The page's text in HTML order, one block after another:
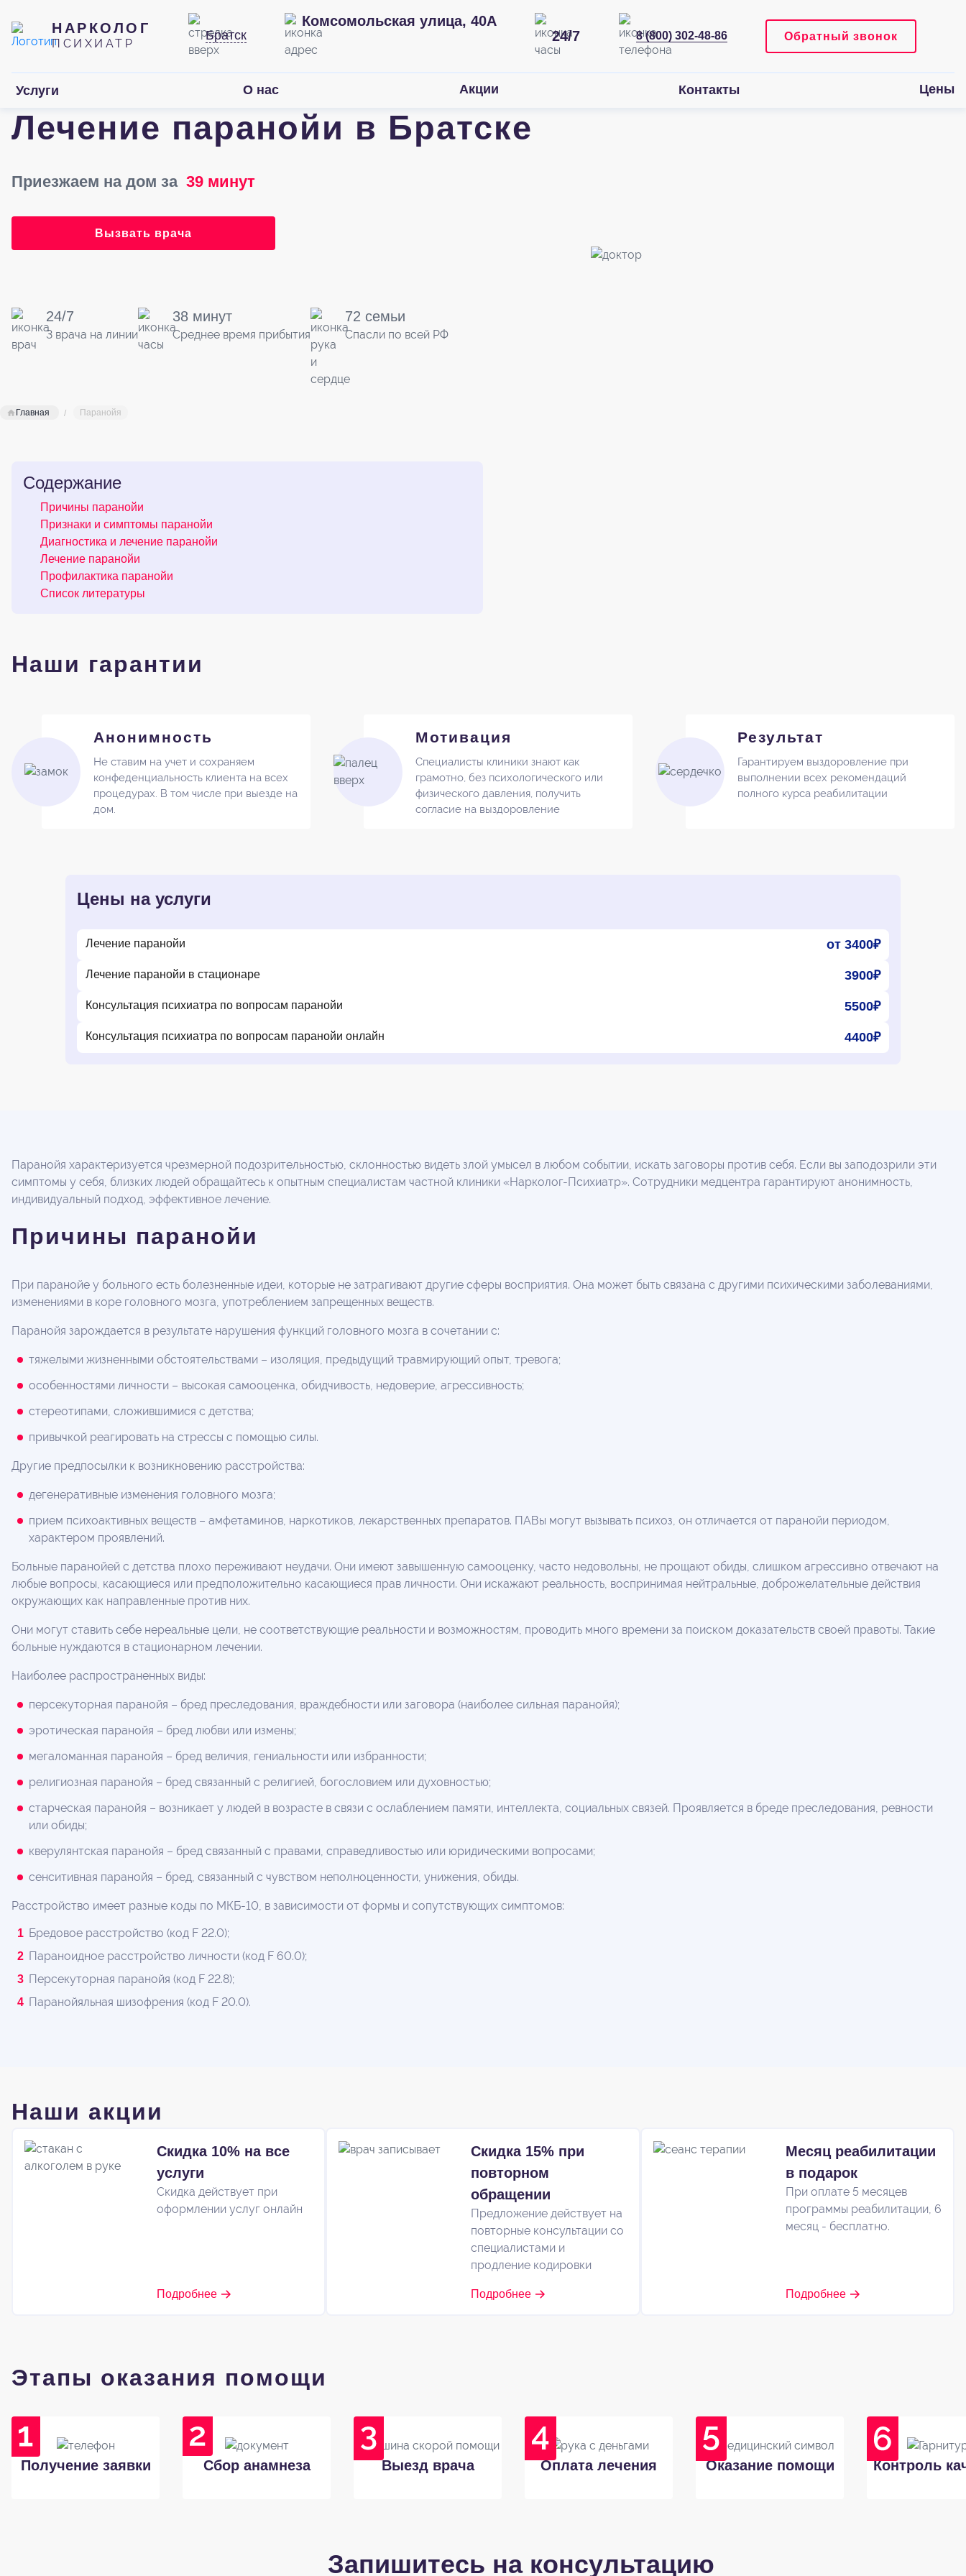
НАРКОЛОГ
ПСИХИАТР
Братск
Комсомольская улица, 40А
24/7
8 (800) 302-48-86 Обратный звонок
Услуги О нас Акции Контакты Цены
Лечение паранойи в Братске
Приезжаем на дом за39 минут
Вызвать врача
24/7
3 врача на линии
38 минут
Среднее время прибытия
72 семьи
Спасли по всей РФ
Главная Паранойя
Содержание
Причины паранойи
Признаки и симптомы паранойи
Диагностика и лечение паранойи
Лечение паранойи
Профилактика паранойи
Список литературы
Наши гарантии
Анонимность
Не ставим на учет и сохраняем
конфеденциальность клиента на всех
процедурах. В том числе при выезде на
дом.
Мотивация
Специалисты клиники знают как
грамотно, без психологического или
физического давления, получить
согласие на выздоровление
Результат
Гарантируем выздоровление при
выполнении всех рекомендаций
полного курса реабилитации
Цены на услуги
Лечение паранойи от 3400₽
Лечение паранойи в стационаре 3900₽
Консультация психиатра по вопросам паранойи 5500₽
Консультация психиатра по вопросам паранойи онлайн 4400₽
Паранойя характеризуется чрезмерной подозрительностью, склонностью видеть злой умысел в любом событии, искать заговоры против себя. Если вы заподозрили эти
симптомы у себя, близких людей обращайтесь к опытным специалистам частной клиники «Нарколог-Психиатр». Сотрудники медцентра гарантируют анонимность,
индивидуальный подход, эффективное лечение.
Причины паранойи
При паранойе у больного есть болезненные идеи, которые не затрагивают другие сферы восприятия. Она может быть связана с другими психическими заболеваниями,
изменениями в коре головного мозга, употреблением запрещенных веществ.
Паранойя зарождается в результате нарушения функций головного мозга в сочетании с:
тяжелыми жизненными обстоятельствами – изоляция, предыдущий травмирующий опыт, тревога;
особенностями личности – высокая самооценка, обидчивость, недоверие, агрессивность;
стереотипами, сложившимися с детства;
привычкой реагировать на стрессы с помощью силы.
Другие предпосылки к возникновению расстройства:
дегенеративные изменения головного мозга;
прием психоактивных веществ – амфетаминов, наркотиков, лекарственных препаратов. ПАВы могут вызывать психоз, он отличается от паранойи периодом,
характером проявлений.
Больные паранойей с детства плохо переживают неудачи. Они имеют завышенную самооценку, часто недовольны, не прощают обиды, слишком агрессивно отвечают на
любые вопросы, касающиеся или предположительно касающиеся прав личности. Они искажают реальность, воспринимая нейтральные, доброжелательные действия
окружающих как направленные против них.
Они могут ставить себе нереальные цели, не соответствующие реальности и возможностям, проводить много времени за поиском доказательств своей правоты. Такие
больные нуждаются в стационарном лечении.
Наиболее распространенных виды:
персекуторная паранойя – бред преследования, враждебности или заговора (наиболее сильная паранойя);
эротическая паранойя – бред любви или измены;
мегаломанная паранойя – бред величия, гениальности или избранности;
религиозная паранойя – бред связанный с религией, богословием или духовностью;
старческая паранойя – возникает у людей в возрасте в связи с ослаблением памяти, интеллекта, социальных связей. Проявляется в бреде преследования, ревности
или обиды;
кверулянтская паранойя – бред связанный с правами, справедливостью или юридическими вопросами;
сенситивная паранойя – бред, связанный с чувством неполноценности, унижения, обиды.
Расстройство имеет разные коды по МКБ-10, в зависимости от формы и сопутствующих симптомов:
Бредовое расстройство (код F 22.0);
Параноидное расстройство личности (код F 60.0);
Персекуторная паранойя (код F 22.8);
Паранойяльная шизофрения (код F 20.0).
Наши акции
Скидка 10% на все
услуги
Скидка действует при
оформлении услуг онлайн
Подробнее
Скидка 15% при
повторном
обращении
Предложение действует на
повторные консультации со
специалистами и
продление кодировки
Подробнее
Месяц реабилитации
в подарок
При оплате 5 месяцев
программы реабилитации, 6
месяц - бесплатно.
Подробнее
Этапы оказания помощи
Получение заявки Сбор анамнеза Выезд врача Оплата лечения Оказание помощи Контроль
Запишитесь на консультацию